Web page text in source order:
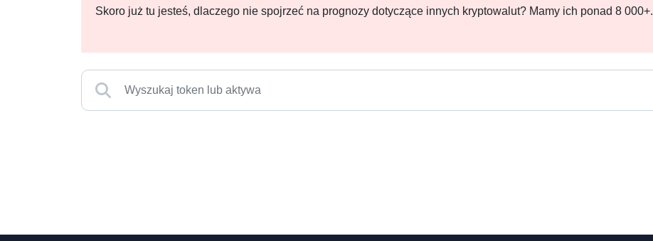
Skoro już tu jesteś, dlaczego nie spojrzeć na prognozy dotyczące innych kryptowalut? Mamy ich ponad 8 000+.